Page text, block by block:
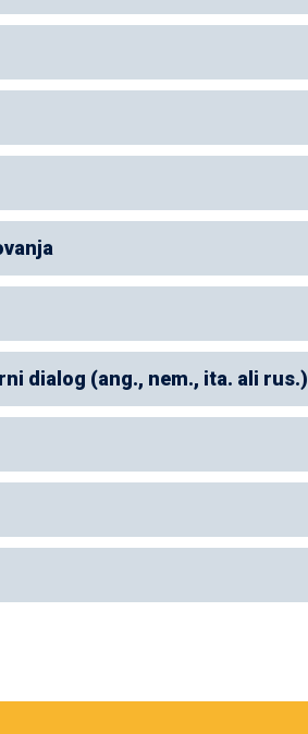
dialog (ang., nem., ita. ali rus.)